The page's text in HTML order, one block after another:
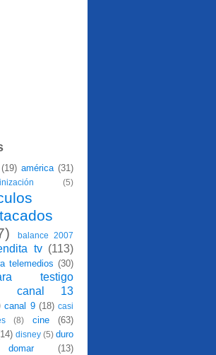
(19) américa (31)
(5)
balance 2007
tv (113)
telemedios (30)
testigo
canal 13
canal 9 (18) casi
(8) cine
(63)
disney (5) duro
(13)